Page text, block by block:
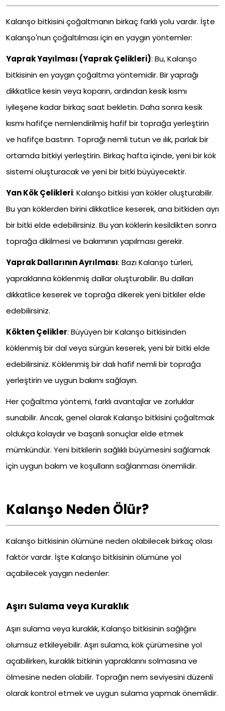
Kalanşo bitkisini çoğaltmanın birkaç farklı yolu vardır. İşte
Kalanşo'nun çoğaltılması için en yaygın yöntemler:
Yaprak Yayılması (Yaprak Çelikleri): Bu, Kalanşo
bitkisinin en yaygın çoğaltma yöntemidir. Bir yaprağı
dikkatlice kesin veya koparın, ardından kesik kısmı
iyileşene kadar birkaç saat bekletin. Daha sonra kesik
kısmı hafifçe nemlendirilmiş hafif bir toprağa yerleştirin
ve hafifçe bastırın. Toprağı nemli tutun ve ılık, parlak bir
ortamda bitkiyi yerleştirin. Birkaç hafta içinde, yeni bir kök
sistemi oluşturacak ve yeni bir bitki büyüyecektir.
Yan Kök Çelikleri: Kalanşo bitkisi yan kökler oluşturabilir.
Bu yan köklerden birini dikkatlice keserek, ana bitkiden ayrı
bir bitki elde edebilirsiniz. Bu yan köklerin kesildikten sonra
toprağa dikilmesi ve bakımının yapılması gerekir.
Yaprak Dallarının Ayrılması: Bazı Kalanşo türleri,
yapraklarına köklenmiş dallar oluşturabilir. Bu dalları
dikkatlice keserek ve toprağa dikerek yeni bitkiler elde
edebilirsiniz.
Kökten Çelikler: Büyüyen bir Kalanşo bitkisinden
köklenmiş bir dal veya sürgün keserek, yeni bir bitki elde
edebilirsiniz. Köklenmiş bir dalı hafif nemli bir toprağa
yerleştirin ve uygun bakımı sağlayın.
Her çoğaltma yöntemi, farklı avantajlar ve zorluklar
sunabilir. Ancak, genel olarak Kalanşo bitkisini çoğaltmak
oldukça kolaydır ve başarılı sonuçlar elde etmek
mümkündür. Yeni bitkilerin sağlıklı büyümesini sağlamak
için uygun bakım ve koşulların sağlanması önemlidir.
Kalanşo Neden Ölür?
Kalanşo bitkisinin ölümüne neden olabilecek birkaç olası
faktör vardır. İşte Kalanşo bitkisinin ölümüne yol
açabilecek yaygın nedenler:
Aşırı Sulama veya Kuraklık
Aşırı sulama veya kuraklık, Kalanşo bitkisinin sağlığını
olumsuz etkileyebilir. Aşırı sulama, kök çürümesine yol
açabilirken, kuraklık bitkinin yapraklarını solmasına ve
ölmesine neden olabilir. Toprağın nem seviyesini düzenli
olarak kontrol etmek ve uygun sulama yapmak önemlidir.